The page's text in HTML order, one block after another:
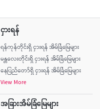
ငှားရန်
ရန်ကုန်တိုင်းရှိ ငှားရန် အိမ်ခြံမြေများ
မန္တလေးတိုင်းရှိ ငှားရန် အိမ်ခြံမြေများ
နေပြည်တော်ရှိ ငှားရန် အိမ်ခြံမြေများ
View More
အခြားအိမ်ခြံမြေများ